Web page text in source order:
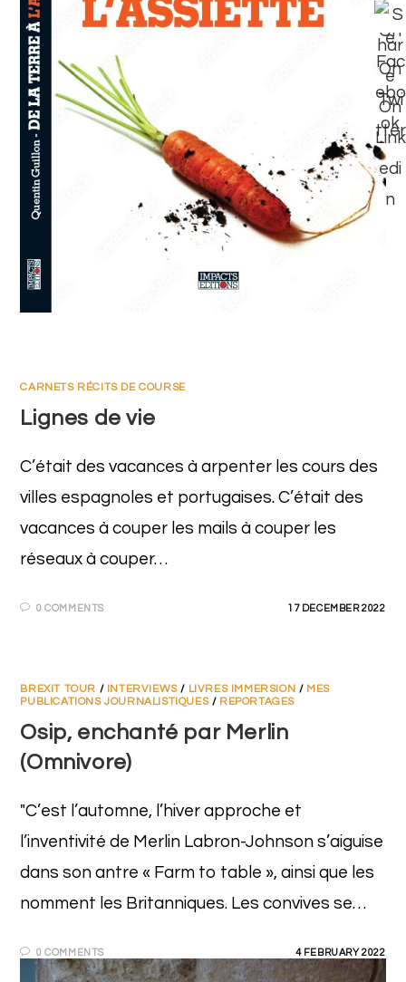
CARNETS RÉCITS DE COURSE
Lignes de vie
C’était des vacances à arpenter les cours des
villes espagnoles et portugaises. C’était des
vacances à couper les mails à couper les
réseaux à couper…
0 COMMENTS 17 DECEMBER 2022
BREXIT TOUR / INTERVIEWS/ LIVRES IMMERSION / MES
PUBLICATIONS JOURNALISTIQUES/ REPORTAGES
Osip, enchanté par Merlin
(Omnivore)
"C’est l’automne, l’hiver approche et
l’inventivité de Merlin Labron-Johnson s’aiguise
dans son antre « Farm to table », ainsi que les
nomment les Britanniques. Les convives se…
0 COMMENTS 4 FEBRUARY 2022